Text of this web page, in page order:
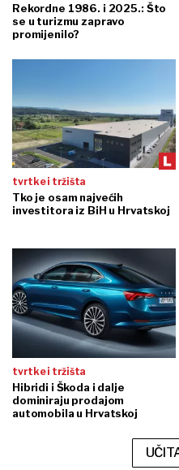
Rekordne 1986. i 2025.: Što
se u turizmu zapravo
promijenilo?
tvrtke i tržišta
Tko je osam najvećih
investitora iz BiH u Hrvatskoj
tvrtke i tržišta
Hibridi i Škoda i dalje
dominiraju prodajom
automobila u Hrvatskoj